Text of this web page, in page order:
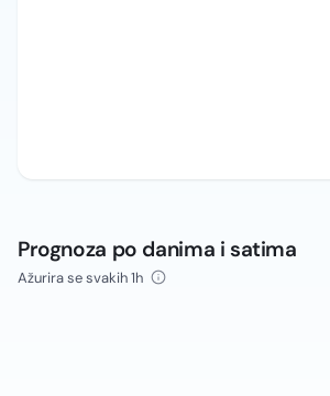
Prognoza po danima i satima
Ažurira se svakih 1h